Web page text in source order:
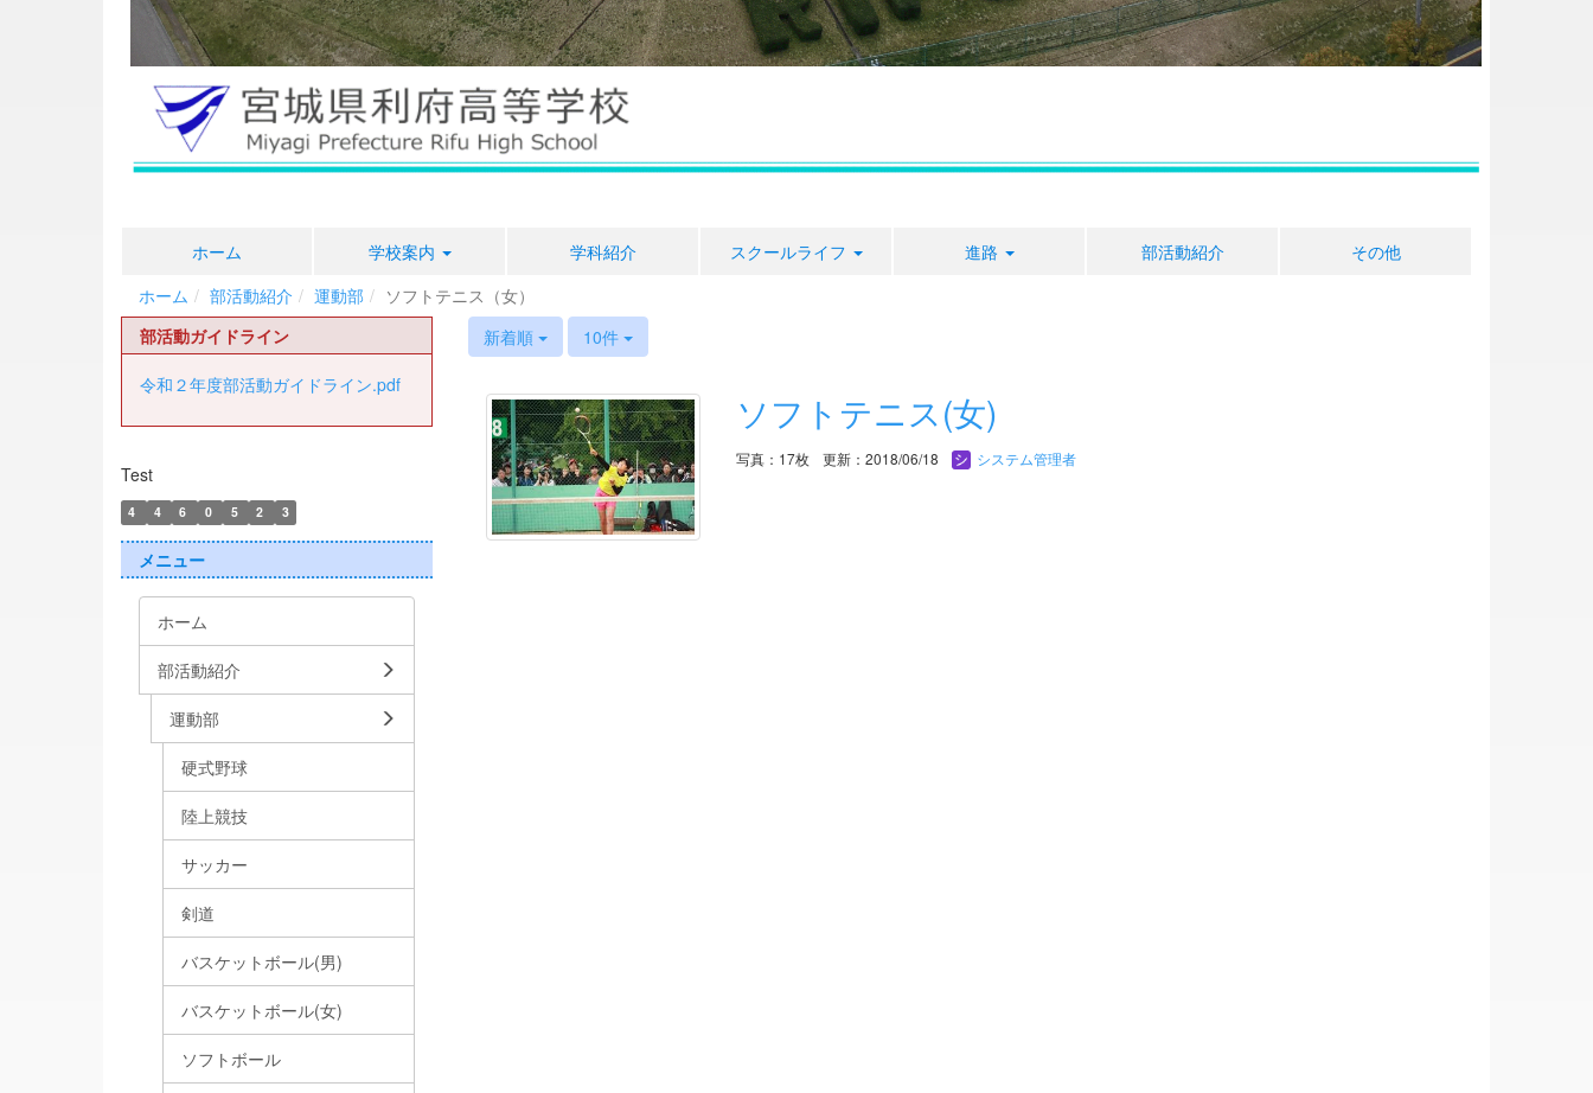
ホーム 学校案内 学科紹介 スクールライフ 進路 部活動紹介
その他
ホーム
部活動紹介 運動部
ソフトテニス（女）
新着順
10件
ソフトテニス(女)
写真：17枚 更新：2018/06/18 システム管理者
部活動ガイドライン
令和２年度部活動ガイドライン.pdf
Test
4 4 6 0 5 2 3
メニュー
ホーム
部活動紹介
運動部
硬式野球
陸上競技
サッカー
剣道
バスケットボール(男)
バスケットボール(女)
ソフトボール